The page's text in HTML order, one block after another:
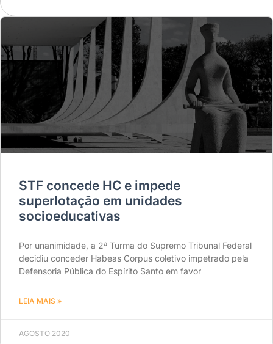
STF concede HC e impede
superlotação em unidades
socioeducativas
Por unanimidade, a 2ª Turma do Supremo Tribunal Federal
decidiu conceder Habeas Corpus coletivo impetrado pela
Defensoria Pública do Espírito Santo em favor
LEIA MAIS »
AGOSTO 2020